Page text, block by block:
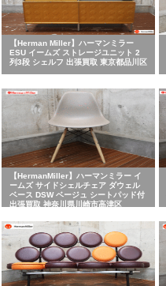
【Herman Miller】ハーマンミラー
ESU イームズ ストレージユニット 2
列3段 シェルフ 出張買取 東京都品川区
【HermanMiller】ハーマンミラー イ
ームズ サイドシェルチェア ダウェル
ベース DSW ベージュ シートパッド付
出張買取 神奈川県川崎市高津区